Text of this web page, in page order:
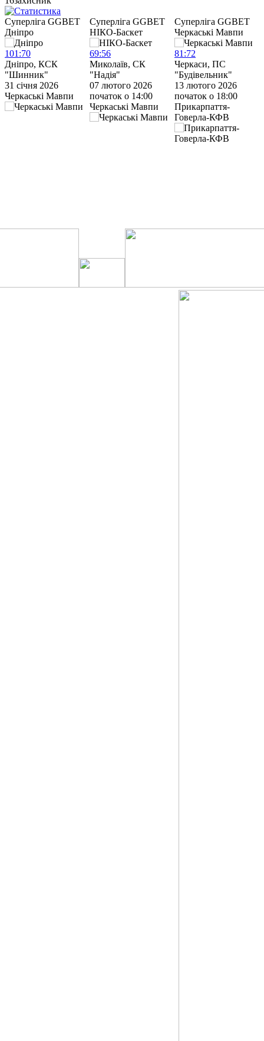
Cуперліга GGBET
Дніпро
101 :70
Дніпро, КСК
"Шинник"
31 січня 2026
Черкаські Мавпи
Cуперліга GGBET
НІКО-Баскет
69:56
Миколаїв, СК
"Надія"
07 лютого 2026
початок о 14:00
Черкаські Мавпи
Cуперліга GGBET
Черкаські Мавпи
81 :72
Черкаси, ПС
"Будівельник"
13 лютого 2026
початок о 18:00
Прикарпаття-
Говерла-КФВ